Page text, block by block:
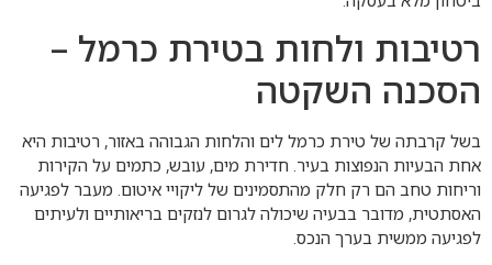
רטיבות ולחות בטירת כרמל –
הסכנה השקטה
בשל קרבתה של טירת כרמל לים והלחות הגבוהה באזור, רטיבות היא
אחת הבעיות הנפוצות בעיר. חדירת מים, עובש, כתמים על הקירות
וריחות טחב הם רק חלק מהתסמינים של ליקויי איטום. מעבר לפגיעה
האסתטית, מדובר בבעיה שיכולה לגרום לנזקים בריאותיים ולעיתים
לפגיעה ממשית בערך הנכס.